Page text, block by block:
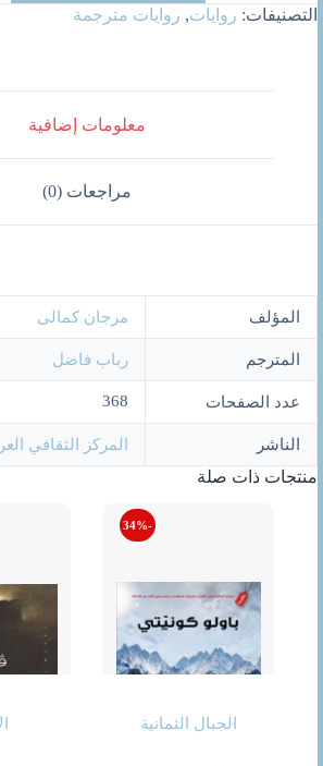
التصنيفات: روايات, روايات مترجمة
معلومات إضافية
مراجعات (0)
المؤلف مرجان كمالى
المترجم رباب فاضل
عدد الصفحات 368
الناشر المركز الثقافي
منتجات ذات صلة
-34%
الجبال الثمانية